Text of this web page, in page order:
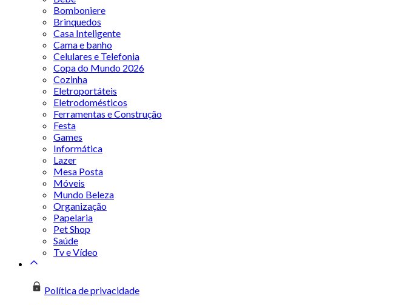
Bomboniere
Brinquedos
Casa Inteligente
Cama e banho
Celulares e Telefonia
Copa do Mundo 2026
Cozinha
Eletroportáteis
Eletrodomésticos
Ferramentas e Construção
Festa
Games
Informática
Lazer
Mesa Posta
Móveis
Mundo Beleza
Organização
Papelaria
Pet Shop
Saúde
Tv e Vídeo
Política de privacidade